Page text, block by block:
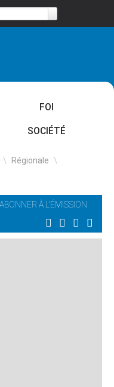
FOI
SOCIÉTÉ
\ Régionale \
À L'ÉMISSION